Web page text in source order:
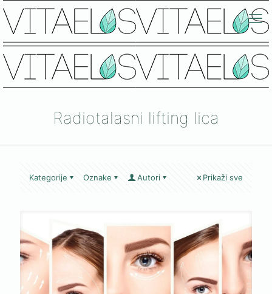
Radiotalasni lifting lica
Kategorije Oznake Autori Prikaži sve